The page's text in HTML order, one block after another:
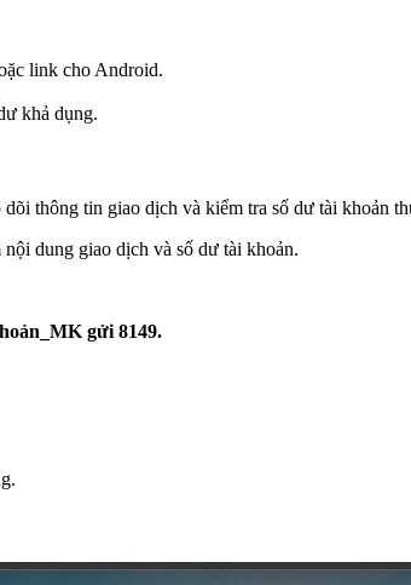
link cho Android.
khả dụng.
dõi thông tin giao dịch và kiểm tra số dư tài khoản
dung giao dịch và số dư tài khoản.
gửi 8149.